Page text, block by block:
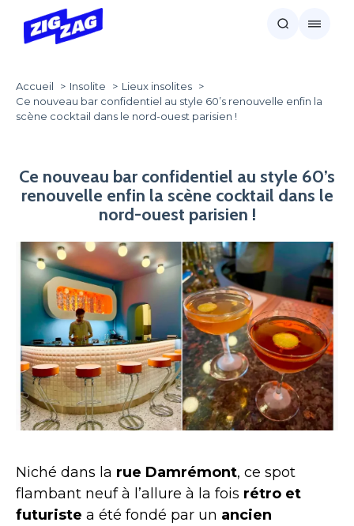
Accueil Insolite
Lieux insolites
Ce nouveau bar confidentiel au style 60’s renouvelle enfin la
scène cocktail dans le nord-ouest parisien !
Ce nouveau bar confidentiel au style 60’s
renouvelle enfin la scène cocktail dans le
nord-ouest parisien !
Niché dans la rue Damrémont, ce spot
flambant neuf à l’allure à la fois rétro et
futuriste a été fondé par un ancien